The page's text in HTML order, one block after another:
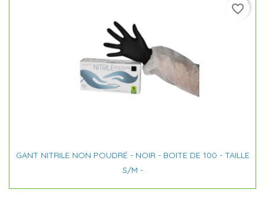
GANT NITRILE NON POUDRÉ - NOIR - BOITE DE 100 - TAILLE
S/M -
favorite_border